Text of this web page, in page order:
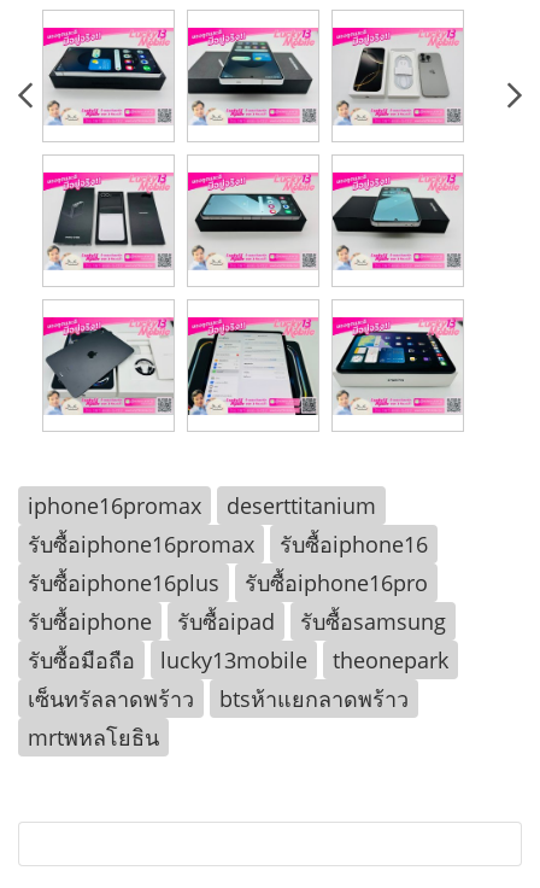
iphone16promax
deserttitanium
รับซื้อiphone16promax
รับซื้อiphone16
รับซื้อiphone16plus
รับซื้อiphone16pro
รับซื้อiphone
รับซื้อipad
รับซื้อsamsung
รับซื้อมือถือ
lucky13mobile
theonepark
เซ็นทรัลลาดพร้าว
btsห้าแยกลาดพร้าว
mrtพหลโยธิน